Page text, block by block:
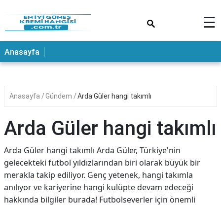
ANASAYFA
☰
Anasayfa
Anasayfa Gündem Arda Güler hangi takımlı
Arda Güler hangi takımlı
Arda Güler hangi takımlı Arda Güler, Türkiye'nin
gelecekteki futbol yıldızlarından biri olarak büyük bir
merakla takip ediliyor. Genç yetenek, hangi takımla
anılıyor ve kariyerine hangi kulüpte devam edeceği
hakkında bilgiler burada! Futbolseverler için önemli